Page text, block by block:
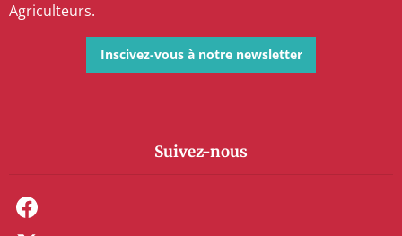
Agriculteurs.
Inscivez-vous à notre newsletter
Suivez-nous